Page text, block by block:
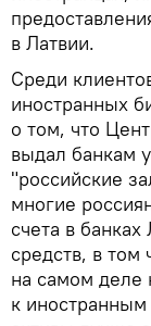
в Латвии.
Среди
иностранных
о том, что
выдал банкам
"российские
многие
счета в
средств, в
на самом деле
к